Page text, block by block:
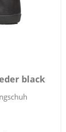
black